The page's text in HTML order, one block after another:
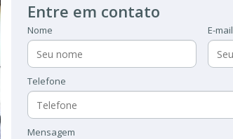
Entre em contato
Nome E-mail
Telefone
Mensagem